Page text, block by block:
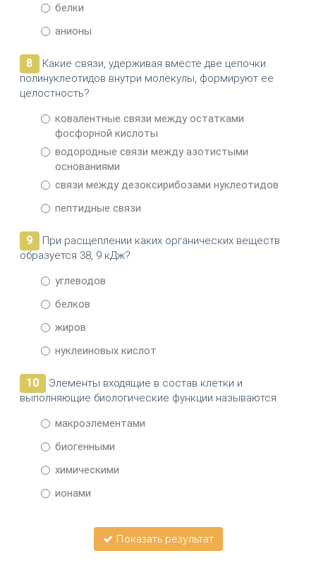
белки
анионы
8
Какие связи, удерживая вместе две цепочки
полинуклеотидов внутри молекулы, формируют ее
целостность?
ковалентные связи между остатками
фосфорной кислоты
водородные связи между азотистыми
основаниями
связи между дезоксирибозами нуклеотидов
пептидные связи
9
При расщеплении каких органических веществ
образуется 38, 9 кДж?
углеводов
белков
жиров
нуклеиновых кислот
10
Элементы входящие в состав клетки и
выполняющие биологические функции называются
макроэлементами
биогенными
химическими
ионами
Показать результат